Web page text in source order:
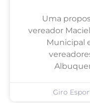
Uma
vereador
Municipal
Giro